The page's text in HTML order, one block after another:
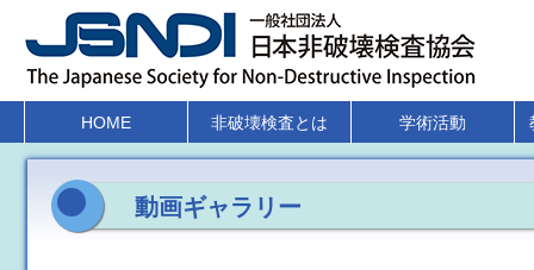
HOME 非破壊検査とは 学術活動
動画ギャラリー